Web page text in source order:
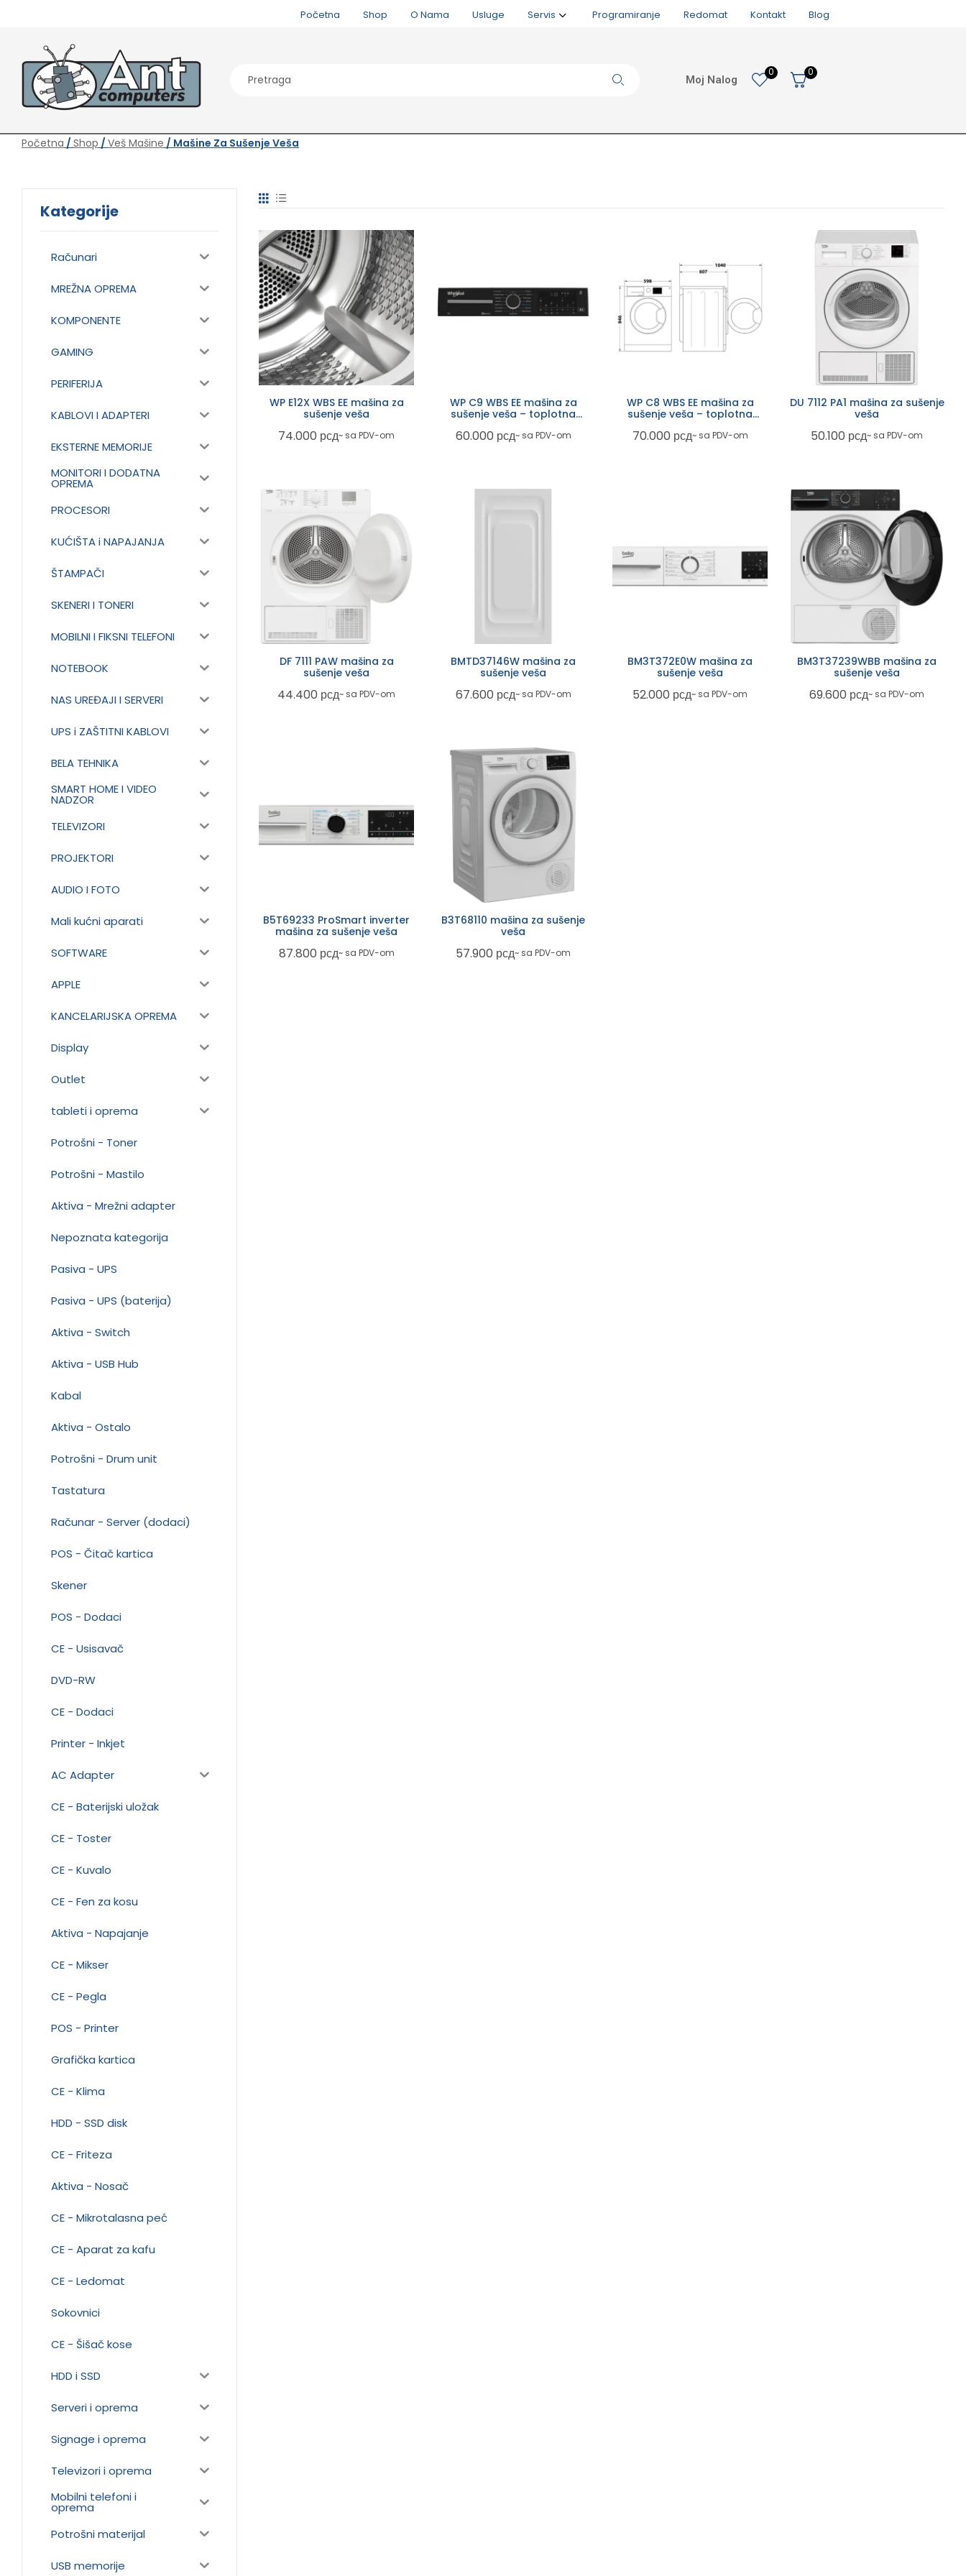
Početna Shop O Nama Usluge Servis Programiranje Redomat Kontakt Blog
Moj Nalog
0 0
Početna / Shop / Veš Mašine / Mašine Za Sušenje Veša
WP E12X WBS EE mašina za
sušenje veša
74.000 рсд~ sa PDV-om
WP C9 WBS EE mašina za
sušenje veša – toplotna
60.000 рсд~ sa PDV-om
WP C8 WBS EE mašina za
sušenje veša – toplotna
70.000 рсд~ sa PDV-om
DU 7112 PA1 mašina za sušenje
veša
50.100 рсд~ sa PDV-om
DF 7111 PAW mašina za
sušenje veša
44.400 рсд~ sa PDV-om
BMTD37146W mašina za
sušenje veša
67.600 рсд~ sa PDV-om
BM3T372E0W mašina za
sušenje veša
52.000 рсд~ sa PDV-om
BM3T37239WBB mašina za
sušenje veša
69.600 рсд~ sa PDV-om
B5T69233 ProSmart inverter
mašina za sušenje veša
87.800 рсд~ sa PDV-om
B3T68110 mašina za sušenje
veša
57.900 рсд~ sa PDV-om
Kategorije
Računari
MREŽNA OPREMA
KOMPONENTE
GAMING
PERIFERIJA
KABLOVI I ADAPTERI
EKSTERNE MEMORIJE
MONITORI I DODATNA
OPREMA
PROCESORI
KUĆIŠTA i NAPAJANJA
ŠTAMPAČI
SKENERI I TONERI
MOBILNI I FIKSNI TELEFONI
NOTEBOOK
NAS UREĐAJI I SERVERI
UPS i ZAŠTITNI KABLOVI
BELA TEHNIKA
SMART HOME I VIDEO
NADZOR
TELEVIZORI
PROJEKTORI
AUDIO I FOTO
Mali kućni aparati
SOFTWARE
APPLE
KANCELARIJSKA OPREMA
Display
Outlet
tableti i oprema
Potrošni - Toner
Potrošni - Mastilo
Aktiva - Mrežni adapter
Nepoznata kategorija
Pasiva - UPS
Pasiva - UPS (baterija)
Aktiva - Switch
Aktiva - USB Hub
Kabal
Aktiva - Ostalo
Potrošni - Drum unit
Tastatura
Računar - Server (dodaci)
POS - Čitač kartica
Skener
POS - Dodaci
CE - Usisavač
DVD-RW
CE - Dodaci
Printer - Inkjet
AC Adapter
CE - Baterijski uložak
CE - Toster
CE - Kuvalo
CE - Fen za kosu
Aktiva - Napajanje
CE - Mikser
CE - Pegla
POS - Printer
Grafička kartica
CE - Klima
HDD - SSD disk
CE - Friteza
Aktiva - Nosač
CE - Mikrotalasna peć
CE - Aparat za kafu
CE - Ledomat
Sokovnici
CE - Šišač kose
HDD i SSD
Serveri i oprema
Signage i oprema
Televizori i oprema
Mobilni telefoni i
oprema
Potrošni materijal
USB memorije